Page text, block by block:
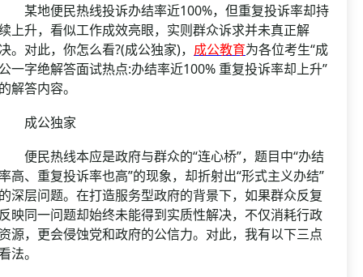
地便民热线投诉办结率近100%，但重复投诉率却持
上升，看似工作成效亮眼，实则群众诉求并未真正解
。对此，你怎么看?(成公独家)， 成公教育为各位考生“成
一字绝解答面试热点:办结率近100% 重复投诉率却上升”
解答内容。
公独家
民热线本应是政府与群众的“连心桥”，题目中“办结
高、重复投诉率也高”的现象，却折射出“形式主义办结”
深层问题。在打造服务型政府的背景下，如果群众反复
映同一问题却始终未能得到实质性解决，不仅消耗行政
源，更会侵蚀党和政府的公信力。对此，我有以下三点
法。